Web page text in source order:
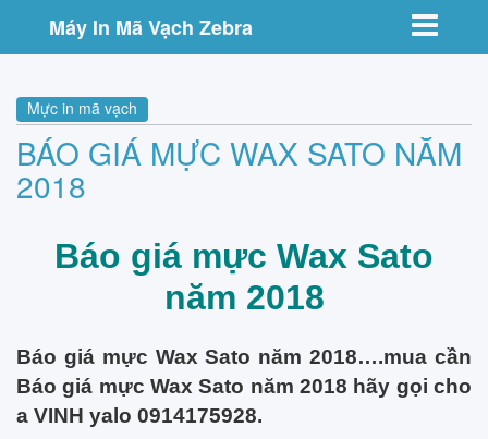
Toggle
Máy In Mã Vạch Zebra
Mực in mã vạch
BÁO GIÁ MỰC WAX SATO NĂM
2018
Báo giá mực Wax Sato
năm 2018
Báo giá mực Wax Sato năm 2018….mua cần
Báo giá mực Wax Sato năm 2018 hãy gọi cho
a VINH yalo 0914175928.